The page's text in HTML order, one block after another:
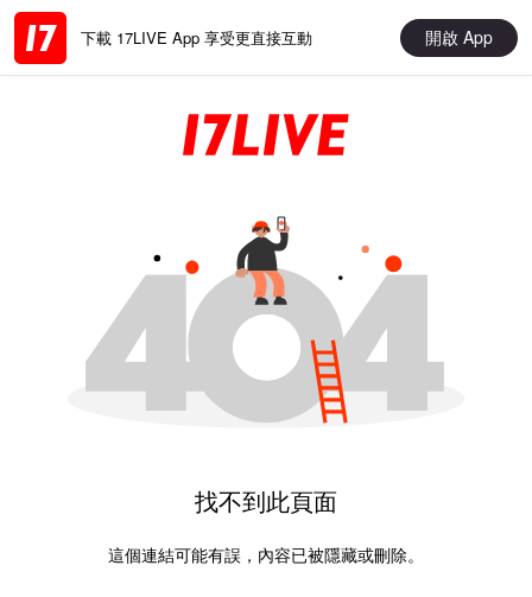
下載 17LIVE App 享受更直接互動 開啟 App
找不到此頁面
這個連結可能有誤，內容已被隱藏或刪除。